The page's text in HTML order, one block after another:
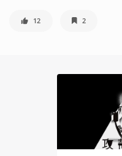
12 2